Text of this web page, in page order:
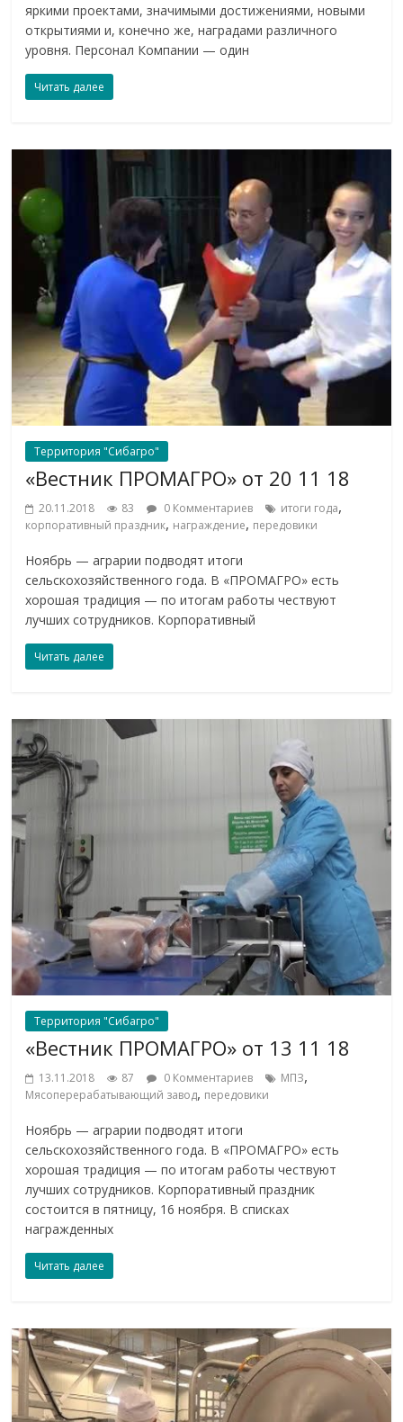
яркими проектами, значимыми достижениями, новыми
открытиями и, конечно же, наградами различного
уровня. Персонал Компании — один
Читать далее
Территория "Сибагро"
«Вестник ПРОМАГРО» от 20 11 18
20.11.2018 83 0 Комментариев итоги года,
корпоративный праздник, награждение, передовики
Ноябрь — аграрии подводят итоги
сельскохозяйственного года. В «ПРОМАГРО» есть
хорошая традиция — по итогам работы чествуют
лучших сотрудников. Корпоративный
Читать далее
Территория "Сибагро"
«Вестник ПРОМАГРО» от 13 11 18
13.11.2018 87 0 Комментариев МПЗ,
Мясоперерабатывающий завод, передовики
Ноябрь — аграрии подводят итоги
сельскохозяйственного года. В «ПРОМАГРО» есть
хорошая традиция — по итогам работы чествуют
лучших сотрудников. Корпоративный праздник
состоится в пятницу, 16 ноября. В списках
награжденных
Читать далее